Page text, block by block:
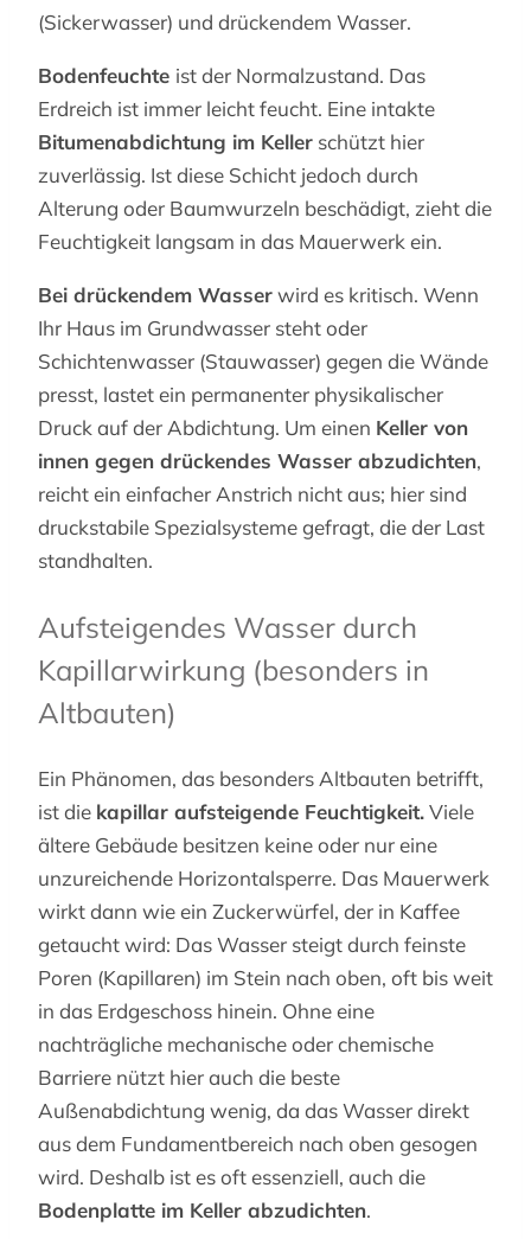
(Sickerwasser) und drückendem Wasser.
Bodenfeuchte ist der Normalzustand. Das
Erdreich ist immer leicht feucht. Eine intakte
Bitumenabdichtung im Keller schützt hier
zuverlässig. Ist diese Schicht jedoch durch
Alterung oder Baumwurzeln beschädigt, zieht die
Feuchtigkeit langsam in das Mauerwerk ein.
Bei drückendem Wasserwird es kritisch. Wenn
Ihr Haus im Grundwasser steht oder
Schichtenwasser (Stauwasser) gegen die Wände
presst, lastet ein permanenter physikalischer
Druck auf der Abdichtung. Um einen Keller von
innen gegen drückendes Wasser abzudichten,
reicht ein einfacher Anstrich nicht aus; hier sind
druckstabile Spezialsysteme gefragt, die der Last
standhalten.
Aufsteigendes Wasser durch
Kapillarwirkung (besonders in
Altbauten)
Ein Phänomen, das besonders Altbauten betrifft,
ist die kapillar aufsteigende Feuchtigkeit.Viele
ältere Gebäude besitzen keine oder nur eine
unzureichende Horizontalsperre. Das Mauerwerk
wirkt dann wie ein Zuckerwürfel, der in Kaffee
getaucht wird: Das Wasser steigt durch feinste
Poren (Kapillaren) im Stein nach oben, oft bis weit
in das Erdgeschoss hinein. Ohne eine
nachträgliche mechanische oder chemische
Barriere nützt hier auch die beste
Außenabdichtung wenig, da das Wasser direkt
aus dem Fundamentbereich nach oben gesogen
wird. Deshalb ist es oft essenziell, auch die
Bodenplatte im Keller abzudichten.